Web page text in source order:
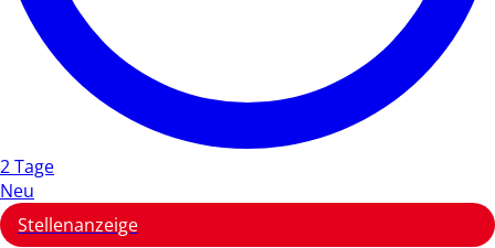
2 Tage
Neu
Stellenanzeige